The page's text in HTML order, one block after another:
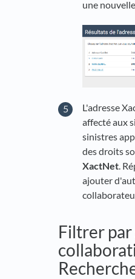
une
L'adresse
affecté aux
sinistres
des droits
XactNet.
ajouter
Filtrer